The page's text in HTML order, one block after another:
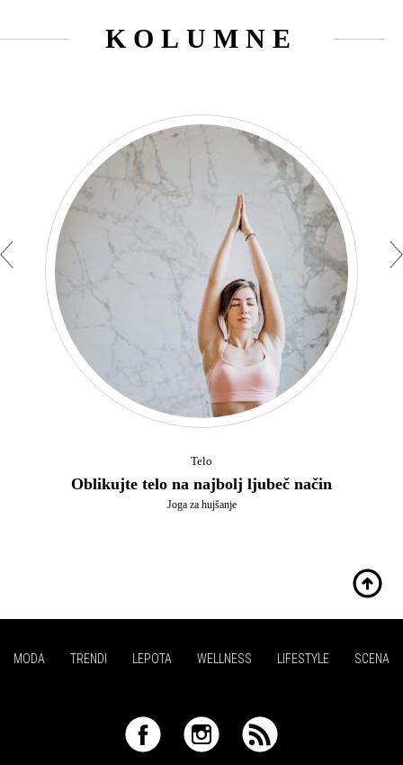
KOLUMNE
Telo
Oblikujte telo na najbolj ljubeč način
Joga za hujšanje
MODA TRENDI LEPOTA WELLNESS LIFESTYLE SCENA